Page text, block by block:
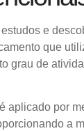
e
que
grau de
aplicado por
a